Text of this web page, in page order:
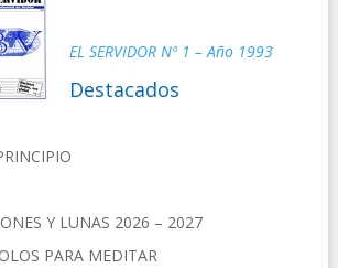
EL SERVIDOR Nº 1 – Año 1993
Destacados
Y LUNAS 2026 – 2027
PARA MEDITAR